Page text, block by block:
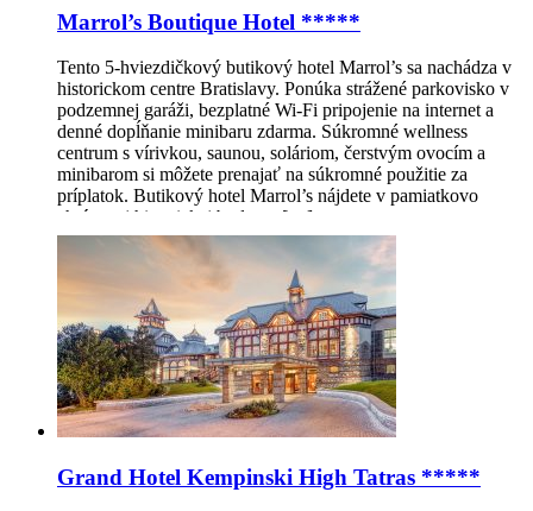
Marrol’s Boutique Hotel *****
Tento 5-hviezdičkový butikový hotel Marrol’s sa nachádza v
historickom centre Bratislavy. Ponúka strážené parkovisko v
podzemnej garáži, bezplatné Wi-Fi pripojenie na internet a
denné dopĺňanie minibaru zdarma. Súkromné wellness
centrum s vírivkou, saunou, soláriom, čerstvým ovocím a
minibarom si môžete prenajať na súkromné ​​použitie za
príplatok. Butikový hotel Marrol’s nájdete v pamiatkovo
chránenej historickej budove, […]
Grand Hotel Kempinski High Tatras *****